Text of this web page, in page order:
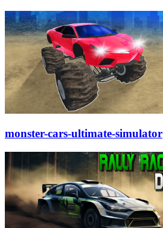
monster-cars-ultimate-simulator